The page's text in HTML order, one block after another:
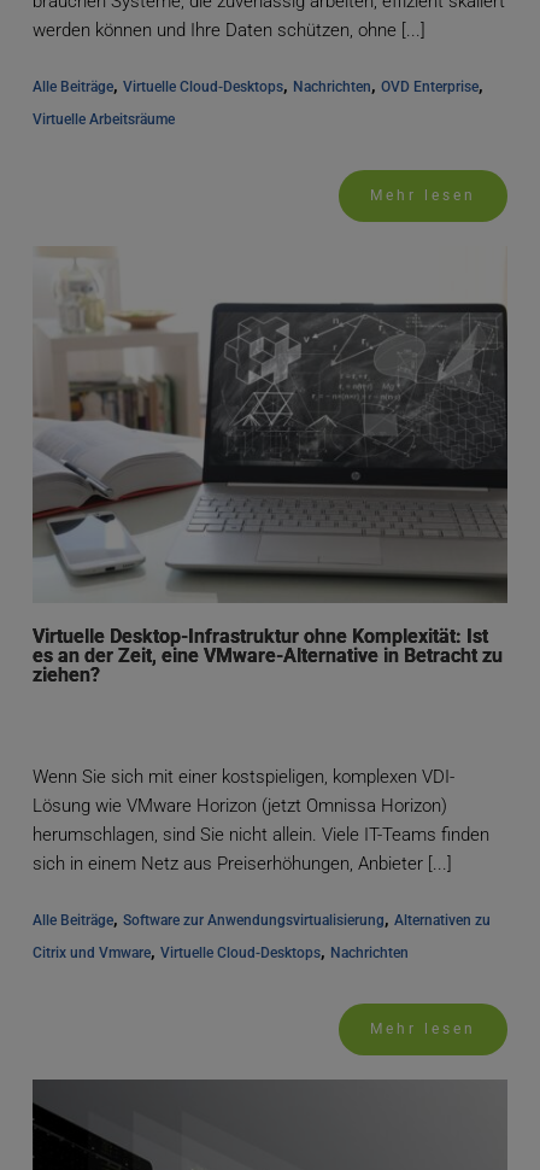
werden können und Ihre Daten schützen, ohne [...]
Alle Beiträge, Virtuelle Cloud-Desktops, Nachrichten, OVD Enterprise
Virtuelle Arbeitsräume
Mehr lesen
Virtuelle Desktop-Infrastruktur ohne Komplexität: Ist
es an der Zeit, eine VMware-Alternative in Betracht zu
ziehen?
Wenn Sie sich mit einer kostspieligen, komplexen VDI-
Lösung wie VMware Horizon (jetzt Omnissa Horizon)
herumschlagen, sind Sie nicht allein. Viele IT-Teams finden
sich in einem Netz aus Preiserhöhungen, Anbieter [...]
Alle Beiträge, Software zur Anwendungsvirtualisierung, Alternativen zu
Citrix und Vmware, Virtuelle Cloud-Desktops, Nachrichten
Mehr lesen